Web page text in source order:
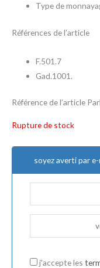
Type de
Références de l’article
F.501.7
Gad.1001.
Référence de l’article
Rupture de stock
soyez averti par
j'accepte les